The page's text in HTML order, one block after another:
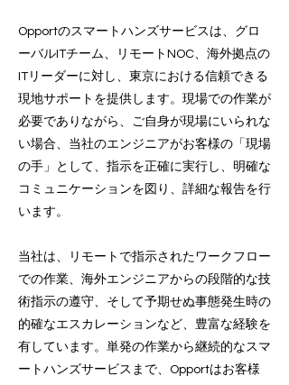
Opportのスマートハンズサービスは、グロ
ーバルITチーム、リモートNOC、海外拠点の
ITリーダーに対し、東京における信頼できる
現地サポートを提供します。現場での作業が
必要でありながら、ご自身が現場にいられな
い場合、当社のエンジニアがお客様の「現場
の手」として、指示を正確に実行し、明確な
コミュニケーションを図り、詳細な報告を行
います。
当社は、リモートで指示されたワークフロー
での作業、海外エンジニアからの段階的な技
術指示の遵守、そして予期せぬ事態発生時の
的確なエスカレーションなど、豊富な経験を
有しています。単発の作業から継続的なスマ
ートハンズサービスまで、Opportはお客様